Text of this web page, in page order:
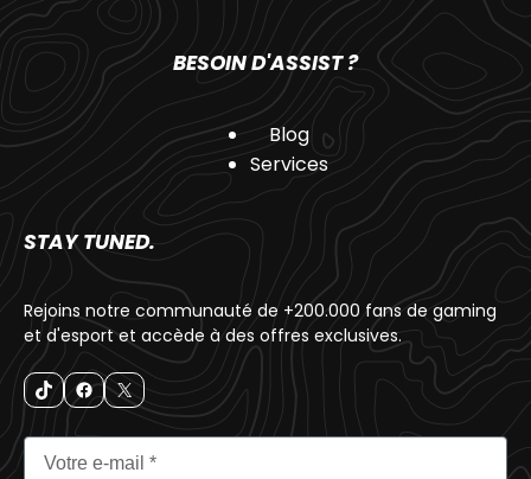
BESOIN D'ASSIST ?
Blog
Services
STAY TUNED.
Rejoins notre communauté de +200.000 fans de gaming
et d'esport et accède à des offres exclusives.